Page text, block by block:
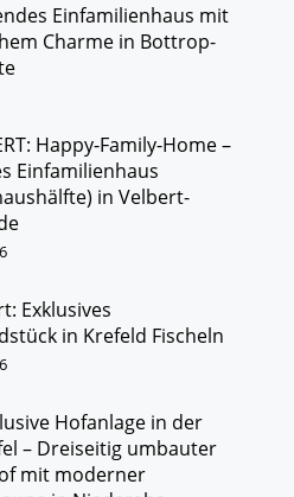
Einfamilienhaus mit
Charme in Bottrop-
Happy-Family-Home –
Einfamilienhaus
in Velbert-
Exklusives
in Krefeld Fischeln
Hofanlage in der
– Dreiseitig umbauter
mit moderner